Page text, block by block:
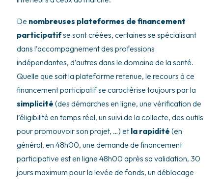
De nombreuses plateformes de financement
participatifse sont créées, certaines se spécialisant
dans l’accompagnement des professions
indépendantes, d’autres dans le domaine de la santé.
Quelle que soit la plateforme retenue, le recours à ce
financement participatif se caractérise toujours par la
simplicité (des démarches en ligne, une vérification de
l’éligibilité en temps réel, un suivi de la collecte, des outils
pour promouvoir son projet, …) et la rapidité (en
général, en 48h00, une demande de financement
participative est en ligne 48h00 après sa validation, 30
jours maximum pour la levée de fonds, un déblocage